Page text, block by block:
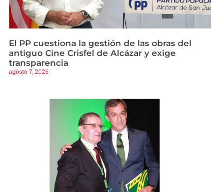
El PP cuestiona la gestión de las obras del
antiguo Cine Crisfel de Alcázar y exige
transparencia
agosto 7, 2026